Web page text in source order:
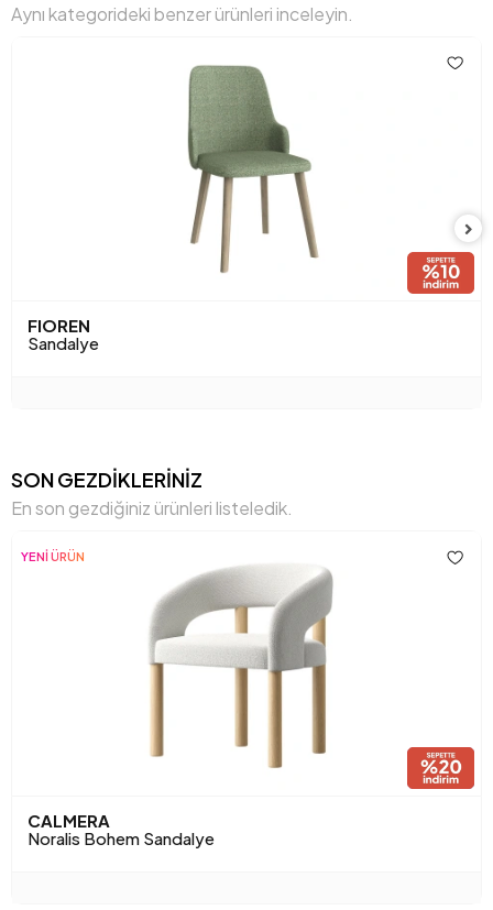
Hacim (m3)
Ayak Malzeme-Renk
Aynı kategorideki benzer ürünleri inceleyin.
FIOREN
Sandalye
SON GEZDİKLERİNİZ
En son gezdiğiniz ürünleri listeledik.
YENİ ÜRÜN
CALMERA
Noralis Bohem Sandalye